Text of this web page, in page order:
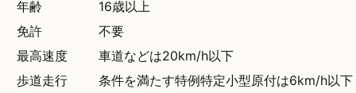
年齢
16歳以上
免許
不要
最高速度
車道などは20km/h以下
歩道走行
条件を満たす特例特定小型原付は6km/h以下